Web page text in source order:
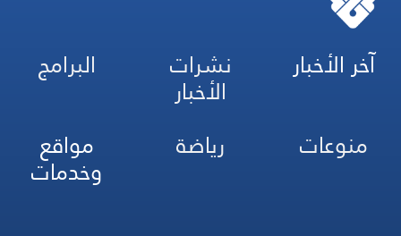
آخر الأخبار نشرات
الأخبار
البرامج
منوعات
رياضة مواقع
وخدمات